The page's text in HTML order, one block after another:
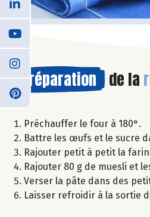
Préparation de la
Préchauffer le four à 180°.
Battre les œufs et le sucre
Rajouter petit à petit la
Rajouter 80 g de muesli et
Verser la pâte dans des
Laisser refroidir à la sortie